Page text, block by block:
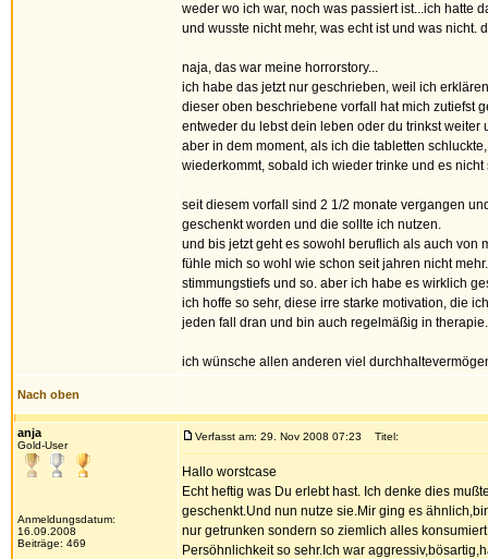
weder wo ich war, noch was passiert ist...ich hatte
und wusste nicht mehr, was echt ist und was
naja, das war meine horrorstory...
ich habe das jetzt nur geschrieben, weil ich
dieser oben beschriebene vorfall hat mich zutiefst
entweder du lebst dein leben oder du trinkst
aber in dem moment, als ich die tabletten
wiederkommt, sobald ich wieder trinke und es nicht
seit diesem vorfall sind 2 1/2 monate vergangen
geschenkt worden und die sollte ich nutzen.
und bis jetzt geht es sowohl beruflich als auch von
fühle mich so wohl wie schon seit jahren nicht
stimmungstiefs und so. aber ich habe es wirklich
ich hoffe so sehr, diese irre starke motivation, die
jeden fall dran und bin auch regelmäßig in therapie.
ich wünsche allen anderen viel
Nach oben
anja
Gold-User
Anmeldungsdatum:
16.09.2008
Beiträge: 469
Verfasst am: 29. Nov 2008 07:23 Titel:
Hallo worstcase
Echt heftig was Du erlebt hast. Ich denke dies
geschenkt.Und nun nutze sie.Mir ging es
nur getrunken sondern so ziemlich alles
Persöhnlichkeit so sehr.Ich war